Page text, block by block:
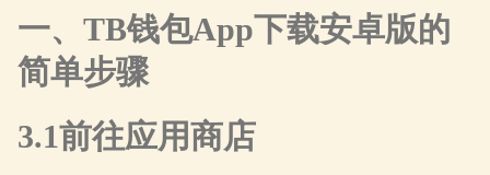
一、TB钱包App下载安卓版的
简单步骤
3.1前往应用商店